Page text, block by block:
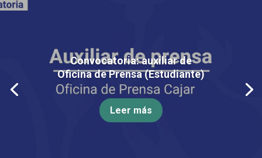
Convocatoria: auxiliar de
Oficina de Prensa (Estudiante)
Leer más